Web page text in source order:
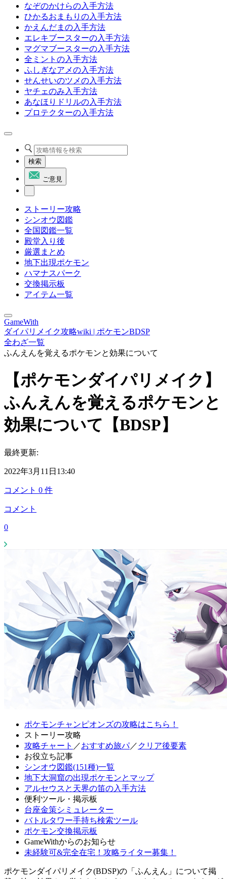
なぞのかけらの入手方法
ひかるおまもりの入手方法
かえんだまの入手方法
エレキブースターの入手方法
マグマブースターの入手方法
全ミントの入手方法
ふしぎなアメの入手方法
せんせいのツメの入手方法
ヤチェのみ入手方法
あなほりドリルの入手方法
プロテクターの入手方法
検索
ご意見
ストーリー攻略
シンオウ図鑑
全国図鑑一覧
殿堂入り後
厳選まとめ
地下出現ポケモン
ハマナスパーク
交換掲示板
アイテム一覧
GameWith
ダイパリメイク攻略wiki | ポケモンBDSP
全わざ一覧
ふんえんを覚えるポケモンと効果について
【ポケモンダイパリメイク】
ふんえんを覚えるポケモンと
効果について【BDSP】
最終更新:
2022年3月11日13:40
コメント 0 件
コメント
0
ポケモンチャンピオンズの攻略はこちら！
ストーリー攻略
攻略チャート ／おすすめ旅パ／ クリア後要素
お役立ち記事
シンオウ図鑑(151種)一覧
地下大洞窟の出現ポケモンとマップ
アルセウスと天界の笛の入手方法
便利ツール・掲示板
台座金策シミュレーター
バトルタワー手持ち検索ツール
ポケモン交換掲示板
GameWithからのお知らせ
未経験可&完全在宅！攻略ライター募集！
ポケモンダイパリメイク(BDSP)の「ふんえん」について掲